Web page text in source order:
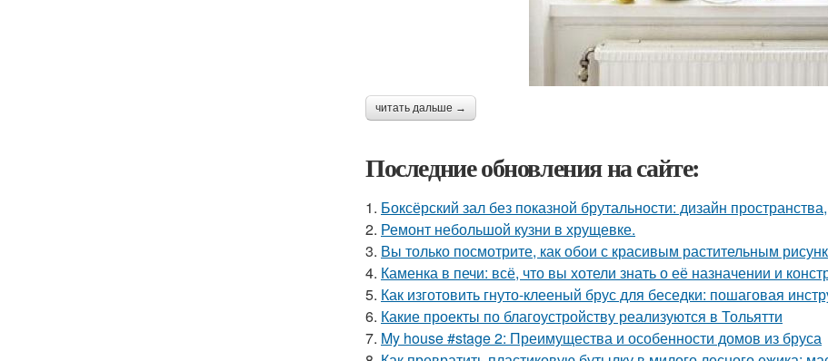
читать дальше →
Последние обновления на сайте:
1. Боксёрский зал без показной брутальности: дизайн
2. Ремонт небольшой кузни в хрущевке.
3. Вы только посмотрите, как обои с красивым растительным
4. Каменка в печи: всё, что вы хотели знать о её назначении и
5. Как изготовить гнуто-клееный брус для беседки: пошаговая
6. Какие проекты по благоустройству реализуются в Тольятти
7. My house #stage 2: Преимущества и особенности домов из бруса